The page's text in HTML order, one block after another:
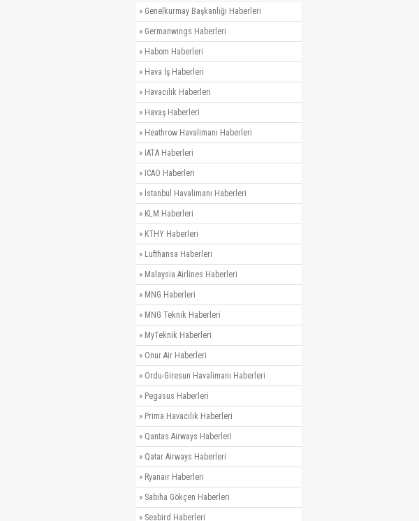
» Genelkurmay Başkanlığı Haberleri
» Germanwings Haberleri
» Habom Haberleri
» Hava İş Haberleri
» Havacılık Haberleri
» Havaş Haberleri
» Heathrow Havalimanı Haberleri
» IATA Haberleri
» ICAO Haberleri
» İstanbul Havalimanı Haberleri
» KLM Haberleri
» KTHY Haberleri
» Lufthansa Haberleri
» Malaysia Airlines Haberleri
» MNG Haberleri
» MNG Teknik Haberleri
» MyTeknik Haberleri
» Onur Air Haberleri
» Ordu-Giresun Havalimanı Haberleri
» Pegasus Haberleri
» Prima Havacılık Haberleri
» Qantas Airways Haberleri
» Qatar Airways Haberleri
» Ryanair Haberleri
» Sabiha Gökçen Haberleri
» Seabird Haberleri